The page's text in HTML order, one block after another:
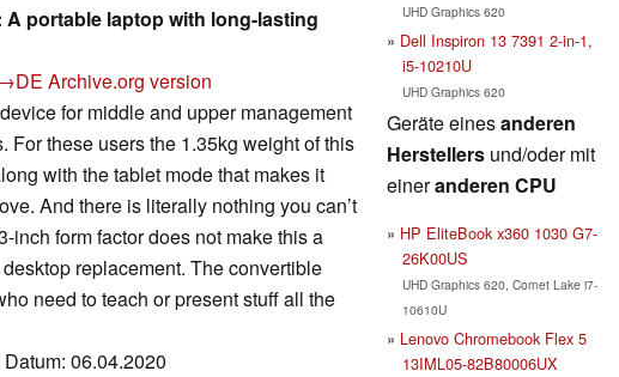
A portable laptop with long-lasting
Archive.org version
for middle and upper management
For these users the 1.35kg weight of this
with the tablet mode that makes it
And there is literally nothing you can’t
inch form factor does not make this a
replacement. The convertible
need to teach or present stuff all the
06.04.2020
UHD Graphics 620
Dell Inspiron 13 7391 2-in-1,
i5-10210U
UHD Graphics 620
Geräte einesanderen
Herstellers und/oder mit
eineranderen CPU
HP EliteBook x360 1030 G7-
26K00US
UHD Graphics 620, Comet Lake i7-
10610U
Lenovo Chromebook Flex 5
13IML05-82B80006UX